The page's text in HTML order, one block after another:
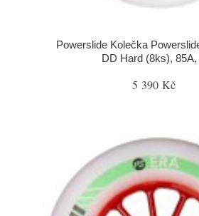
Powerslide Kolečka
DD Hard (8ks), 85A,
5 390 Kč